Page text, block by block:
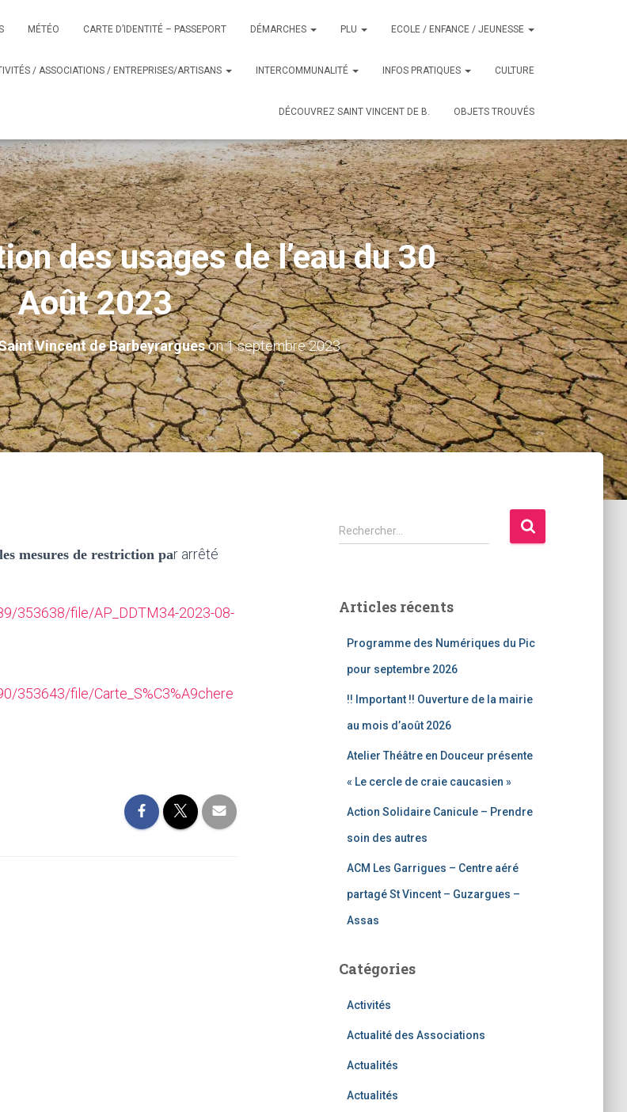
MÉTÉO CARTE D’IDENTITÉ – PASSEPORT DÉMARCHES PLU ECOLE / ENFANCE / JEUNESSE
/ ASSOCIATIONS / ENTREPRISES/ARTISANS INTERCOMMUNALITÉ INFOS PRATIQUES CULTURE
DÉCOUVREZ SAINT VINCENT DE B. OBJETS TROUVÉS
des usages de l’eau du 30
Août 2023
Vincent de Barbeyrargueson1 septembre 2023
mesures de restriction par arrêté
353638/file/AP_DDTM34-2023-08-
353643/file/Carte_S%C3%A9chere
R
e
r
Rechercher…
Articles récents
Programme des Numériques du Pic
pour septembre 2026
!! Important !! Ouverture de la mairie
au mois d’août 2026
Atelier Théâtre en Douceur présente
« Le cercle de craie caucasien »
Action Solidaire Canicule – Prendre
soin des autres
ACM Les Garrigues – Centre aéré
partagé St Vincent – Guzargues –
Assas
Catégories
Activités
Actualité des Associations
Actualités
Actualités